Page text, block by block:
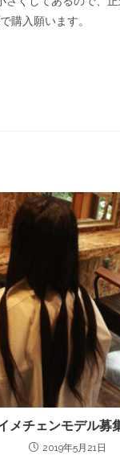
購入願います。
メチェンモデル募
2019年5月21日